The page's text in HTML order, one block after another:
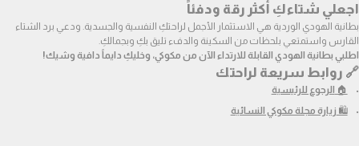
اجعلي شتاءكِ أكثر رقة ودفئاً
القارس واستمتعي بلحظات من السكينة والدفء تليق بكِ وبجمالكِ.
اطلبي بطانية الهودي القابلة للارتداء الآن من مكوكي، وخليكِ دايماً دافية وشيك!
🔗 روابط سريعة لراحتك
🏠 الرجوع للرئيسية
🛍️ زيارة مجلة مكوكي النسائية